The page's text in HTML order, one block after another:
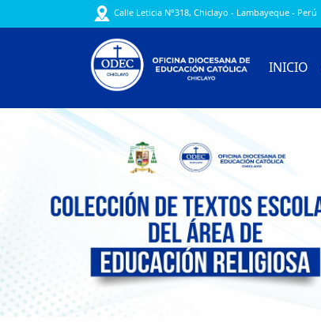
Calle Leticia N°318, Chiclayo - Lambayeque - Perú
INICIO